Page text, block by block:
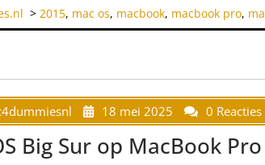
> 2015, mac os, macbook, macbook pro,
18 mei 2025 0 Reacties
Big Sur op MacBook